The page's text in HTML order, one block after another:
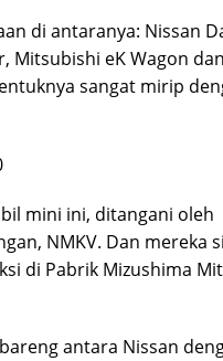
di antaranya: Nissan
Mitsubishi eK Wagon dan
sangat mirip
mini ini, ditangani oleh
NMKV. Dan mereka
di Pabrik Mizushima
antara Nissan